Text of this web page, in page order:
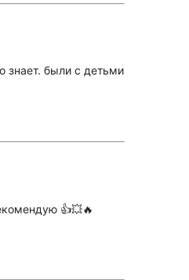
знает. были с детьми
👍💥🔥